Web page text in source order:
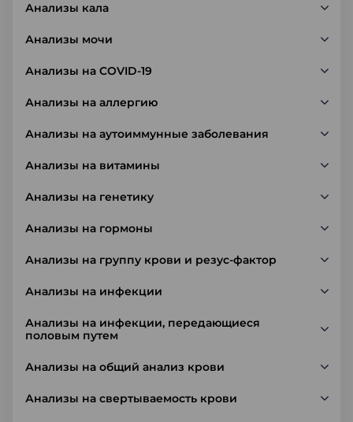
Анализы кала
Анализы мочи
Анализы на COVID-19
Анализы на аллергию
Анализы на аутоиммунные заболевания
Анализы на витамины
Анализы на генетику
Анализы на гормоны
Анализы на группу крови и резус-фактор
Анализы на инфекции
Анализы на инфекции, передающиеся
половым путем
Анализы на общий анализ крови
Анализы на свертываемость крови